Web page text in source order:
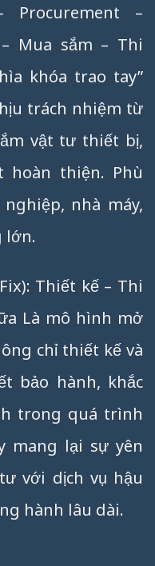
Procurement –
Mua sắm – Thi
khóa trao tay”
trách nhiệm từ
vật tư thiết bị,
hoàn thiện. Phù
nhà máy,
lớn.
Thiết kế – Thi
Là mô hình mở
chỉ thiết kế và
bảo hành, khắc
trong quá trình
mang lại sự yên
với dịch vụ hậu
hành lâu dài.